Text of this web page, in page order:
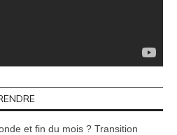
et fin du mois ? Transition